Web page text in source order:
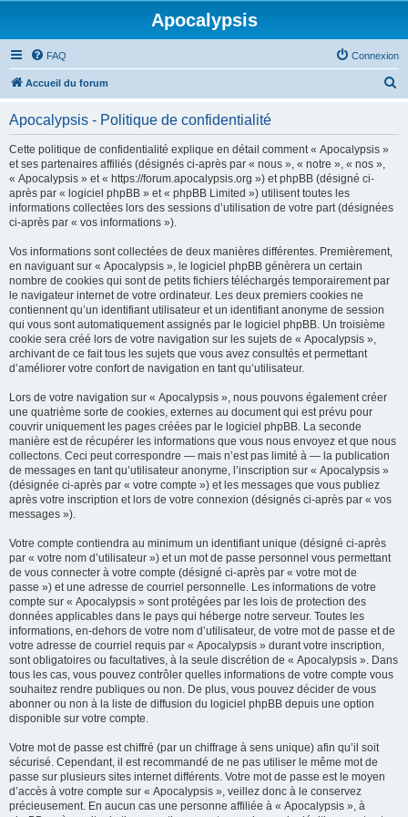
Apocalypsis
FAQ Connexion
Accueil du forum
Apocalypsis - Politique de confidentialité
Cette politique de confidentialité explique en détail comment « Apocalypsis »
et ses partenaires affiliés (désignés ci-après par « nous », « notre », « nos »,
« Apocalypsis » et « https://forum.apocalypsis.org ») et phpBB (désigné ci-
après par « logiciel phpBB » et « phpBB Limited ») utilisent toutes les
informations collectées lors des sessions d’utilisation de votre part (désignées
ci-après par « vos informations »).
Vos informations sont collectées de deux manières différentes. Premièrement,
en naviguant sur « Apocalypsis », le logiciel phpBB génèrera un certain
nombre de cookies qui sont de petits fichiers téléchargés temporairement par
le navigateur internet de votre ordinateur. Les deux premiers cookies ne
contiennent qu’un identifiant utilisateur et un identifiant anonyme de session
qui vous sont automatiquement assignés par le logiciel phpBB. Un troisième
cookie sera créé lors de votre navigation sur les sujets de « Apocalypsis »,
archivant de ce fait tous les sujets que vous avez consultés et permettant
d’améliorer votre confort de navigation en tant qu’utilisateur.
Lors de votre navigation sur « Apocalypsis », nous pouvons également créer
une quatrième sorte de cookies, externes au document qui est prévu pour
couvrir uniquement les pages créées par le logiciel phpBB. La seconde
manière est de récupérer les informations que vous nous envoyez et que nous
collectons. Ceci peut correspondre — mais n’est pas limité à — la publication
de messages en tant qu’utilisateur anonyme, l’inscription sur « Apocalypsis »
(désignée ci-après par « votre compte ») et les messages que vous publiez
après votre inscription et lors de votre connexion (désignés ci-après par « vos
messages »).
Votre compte contiendra au minimum un identifiant unique (désigné ci-après
par « votre nom d’utilisateur ») et un mot de passe personnel vous permettant
de vous connecter à votre compte (désigné ci-après par « votre mot de
passe ») et une adresse de courriel personnelle. Les informations de votre
compte sur « Apocalypsis » sont protégées par les lois de protection des
données applicables dans le pays qui héberge notre serveur. Toutes les
informations, en-dehors de votre nom d’utilisateur, de votre mot de passe et de
votre adresse de courriel requis par « Apocalypsis » durant votre inscription,
sont obligatoires ou facultatives, à la seule discrétion de « Apocalypsis ». Dans
tous les cas, vous pouvez contrôler quelles informations de votre compte vous
souhaitez rendre publiques ou non. De plus, vous pouvez décider de vous
abonner ou non à la liste de diffusion du logiciel phpBB depuis une option
disponible sur votre compte.
Votre mot de passe est chiffré (par un chiffrage à sens unique) afin qu’il soit
sécurisé. Cependant, il est recommandé de ne pas utiliser le même mot de
passe sur plusieurs sites internet différents. Votre mot de passe est le moyen
d’accès à votre compte sur « Apocalypsis », veillez donc à le conservez
précieusement. En aucun cas une personne affiliée à « Apocalypsis », à